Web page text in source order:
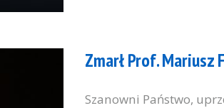
Zmarł Prof. Mariusz
Szanowni Państwo,